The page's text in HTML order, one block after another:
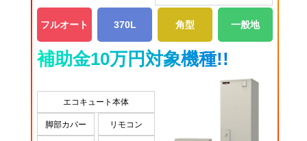
フルオート 370L 角型 一般地
補助金10万円対象機種!!
エコキュート本体
脚部カバー リモコン